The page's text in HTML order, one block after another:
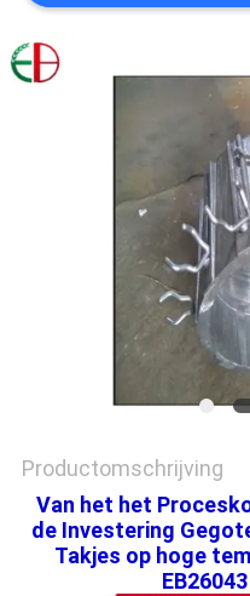
PRIVACYBELEID
Productomschrijving
Van het het
de Investering
Takjes op hoge